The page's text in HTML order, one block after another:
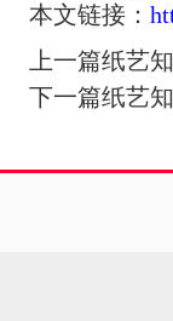
本文链接：
上一篇纸艺
下一篇纸艺知